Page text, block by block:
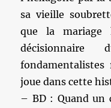
sa vieille
que la mariage
joue dans cette
– BD : Quand un